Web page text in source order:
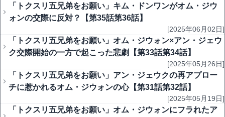
「トクスリ五兄弟をお願い」キム・ドンワンがオム・ジウ
ォンの交際に反対？【第35話第36話】
[2025年06月02日]
「トクスリ五兄弟をお願い」オム・ジウォン×アン・ジェウ
ク交際開始の一方で起こった悲劇【第33話第34話】
[2025年05月26日]
「トクスリ五兄弟をお願い」アン・ジェウクの再アプロー
チに惹かれるオム・ジウォンの心【第31話第32話】
[2025年05月19日]
「トクスリ五兄弟をお願い」オム・ジウォンにフラれたア